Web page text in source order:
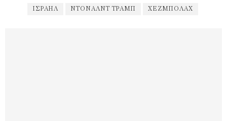
ΙΣΡΑΉΛ ΝΤΌΝΑΛΝΤ ΤΡΑΜΠ ΧΕΖΜΠΟΛΑΧ